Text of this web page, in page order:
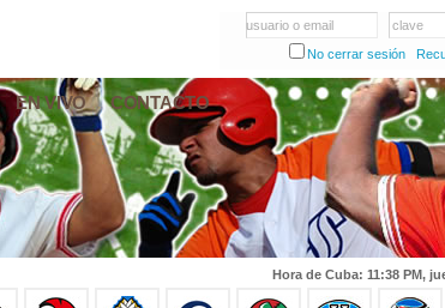
usuario o email
clave
No cerrar sesión
EN VIVO CONTACTO
Hora de Cuba: 11:38 PM,